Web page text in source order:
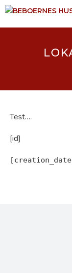
Hop
Test….
[id]